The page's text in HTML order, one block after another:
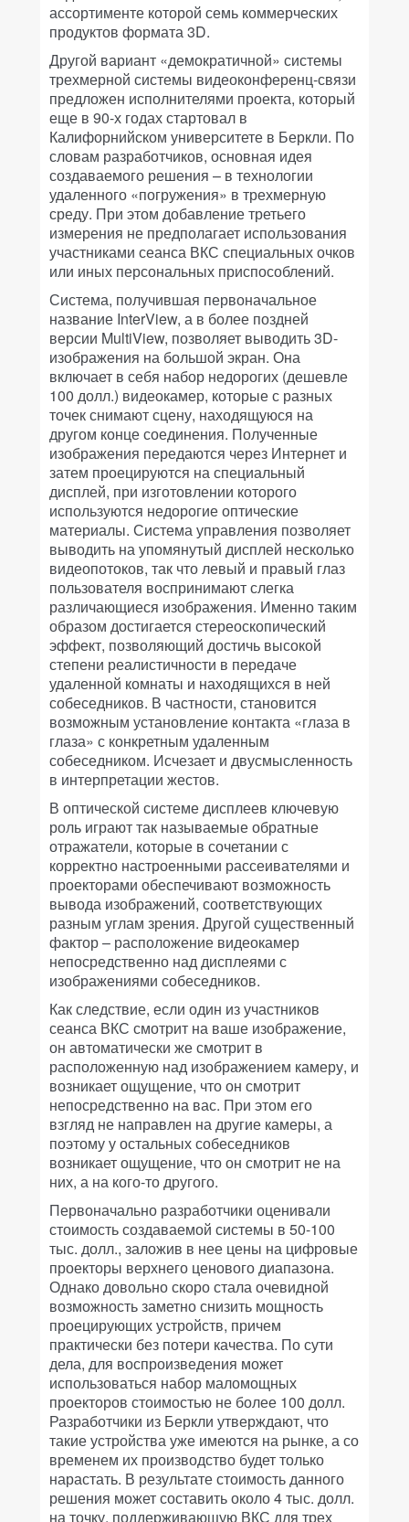
ассортименте которой семь коммерческих
продуктов формата 3D.
Другой вариант «демократичной» системы
трехмерной системы видеоконференц-связи
предложен исполнителями проекта, который
еще в 90-х годах стартовал в
Калифорнийском университете в Беркли. По
словам разработчиков, основная идея
создаваемого решения – в технологии
удаленного «погружения» в трехмерную
среду. При этом добавление третьего
измерения не предполагает использования
участниками сеанса ВКС специальных очков
или иных персональных приспособлений.
Система, получившая первоначальное
название InterView, а в более поздней
версии MultiView, позволяет выводить 3D-
изображения на большой экран. Она
включает в себя набор недорогих (дешевле
100 долл.) видеокамер, которые с разных
точек снимают сцену, находящуюся на
другом конце соединения. Полученные
изображения передаются через Интернет и
затем проецируются на специальный
дисплей, при изготовлении которого
используются недорогие оптические
материалы. Система управления позволяет
выводить на упомянутый дисплей несколько
видеопотоков, так что левый и правый глаз
пользователя воспринимают слегка
различающиеся изображения. Именно таким
образом достигается стереоскопический
эффект, позволяющий достичь высокой
степени реалистичности в передаче
удаленной комнаты и находящихся в ней
собеседников. В частности, становится
возможным установление контакта «глаза в
глаза» с конкретным удаленным
собеседником. Исчезает и двусмысленность
в интерпретации жестов.
В оптической системе дисплеев ключевую
роль играют так называемые обратные
отражатели, которые в сочетании с
корректно настроенными рассеивателями и
проекторами обеспечивают возможность
вывода изображений, соответствующих
разным углам зрения. Другой существенный
фактор – расположение видеокамер
непосредственно над дисплеями с
изображениями собеседников.
Как следствие, если один из участников
сеанса ВКС смотрит на ваше изображение,
он автоматически же смотрит в
расположенную над изображением камеру, и
возникает ощущение, что он смотрит
непосредственно на вас. При этом его
взгляд не направлен на другие камеры, а
поэтому у остальных собеседников
возникает ощущение, что он смотрит не на
них, а на кого-то другого.
Первоначально разработчики оценивали
стоимость создаваемой системы в 50-100
тыс. долл., заложив в нее цены на цифровые
проекторы верхнего ценового диапазона.
Однако довольно скоро стала очевидной
возможность заметно снизить мощность
проецирующих устройств, причем
практически без потери качества. По сути
дела, для воспроизведения может
использоваться набор маломощных
проекторов стоимостью не более 100 долл.
Разработчики из Беркли утверждают, что
такие устройства уже имеются на рынке, а со
временем их производство будет только
нарастать. В результате стоимость данного
решения может составить около 4 тыс. долл.
на точку, поддерживающую ВКС для трех